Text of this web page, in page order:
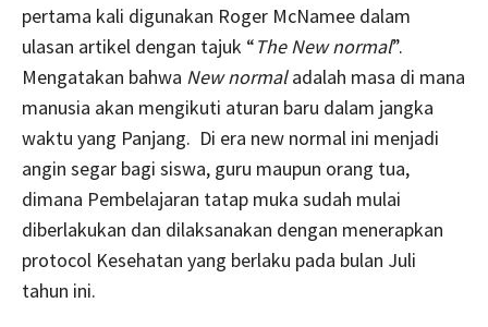
pertama kali digunakan Roger McNamee dalam
ulasan artikel dengan tajuk “The New normal”.
Mengatakan bahwa New normaladalah masa di mana
manusia akan mengikuti aturan baru dalam jangka
waktu yang Panjang. Di era new normal ini menjadi
angin segar bagi siswa, guru maupun orang tua,
dimana Pembelajaran tatap muka sudah mulai
diberlakukan dan dilaksanakan dengan menerapkan
protocol Kesehatan yang berlaku pada bulan Juli
tahun ini.